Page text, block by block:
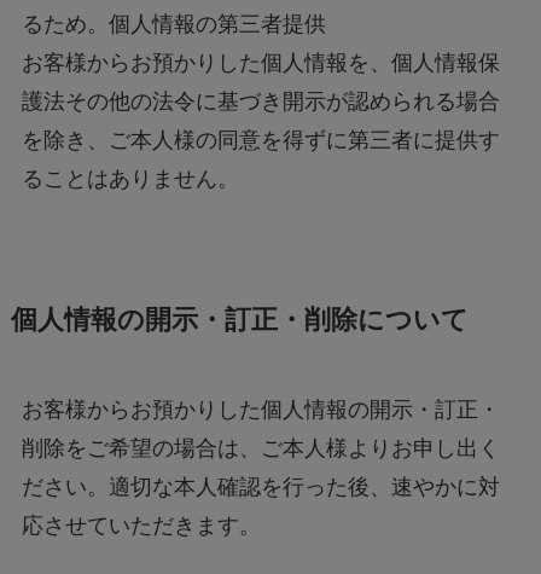
るため。個人情報の第三者提供
お客様からお預かりした個人情報を、個人情報保
護法その他の法令に基づき開示が認められる場合
を除き、ご本人様の同意を得ずに第三者に提供す
ることはありません。
個人情報の開示・訂正・削除について
お客様からお預かりした個人情報の開示・訂正・
削除をご希望の場合は、ご本人様よりお申し出く
ださい。適切な本人確認を行った後、速やかに対
応させていただきます。